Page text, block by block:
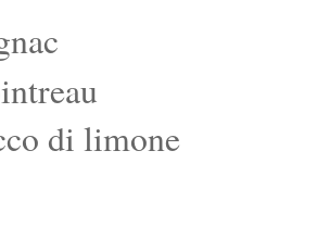
di limone